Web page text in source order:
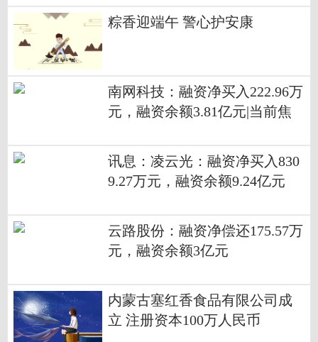
粽香迎端午 警心护安康
南网科技：融资净买入222.96万
元，融资余额3.81亿元|当前焦
讯息：凌云光：融资净买入830
9.27万元，融资余额9.24亿元
云路股份：融资净偿还175.57万
元，融资余额3亿元
内蒙古塞红香食品有限公司成
立 注册资本100万人民币